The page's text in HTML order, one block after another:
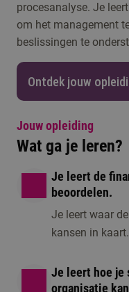
procesanalyse. Je
om het management
beslissingen te
Ontdek jouw
Jouw opleiding
Wat ga je leren?
Je leert de
beoordelen.
Je leert waar
kansen in kaart.
Je leert hoe je
organisatie